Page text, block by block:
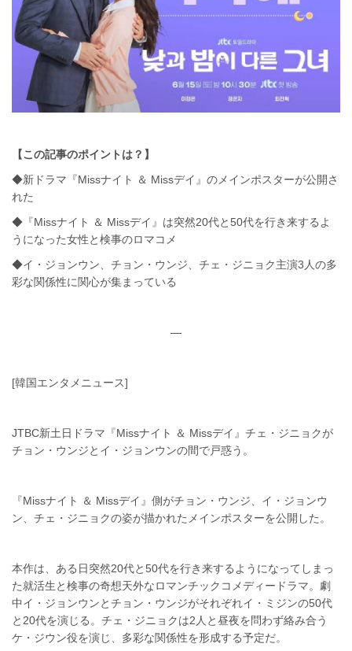
【この記事のポイントは？】
◆新ドラマ『Missナイト ＆ Missデイ』のメインポスターが公開さ
れた
◆『Missナイト ＆ Missデイ』は突然20代と50代を行き来するよ
うになった女性と検事のロマコメ
◆イ・ジョンウン、チョン・ウンジ、チェ・ジニョク主演3人の多
彩な関係性に関心が集まっている
—
[韓国エンタメニュース]
JTBC新土日ドラマ『Missナイト ＆ Missデイ』チェ・ジニョクが
チョン・ウンジとイ・ジョンウンの間で戸惑う。
『Missナイト ＆ Missデイ』側がチョン・ウンジ、イ・ジョンウ
ン、チェ・ジニョクの姿が描かれたメインポスターを公開した。
本作は、ある日突然20代と50代を行き来するようになってしまっ
た就活生と検事の奇想天外なロマンチックコメディードラマ。劇
中イ・ジョンウンとチョン・ウンジがそれぞれイ・ミジンの50代
と20代を演じる。チェ・ジニョクは2人と昼夜を問わず絡み合う
ケ・ジウン役を演じ、多彩な関係性を形成する予定だ。